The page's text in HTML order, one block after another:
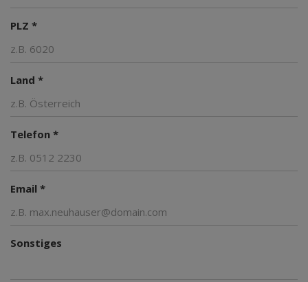
PLZ *
Land *
Telefon *
Email *
Sonstiges